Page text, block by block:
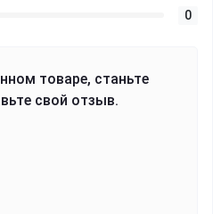
0
товаре, станьте
свой отзыв.